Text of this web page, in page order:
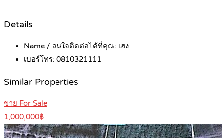
Details
Name / สนใจติดต่อได้ที่คุณ: เฮง
เบอร์โทร: 0810321111
Similar Properties
ขาย For Sale
1,000,000฿